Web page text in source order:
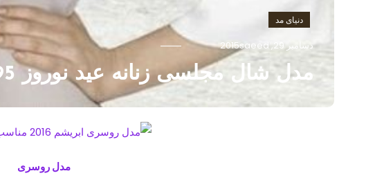
دنیای مد
دسامبر 29, 2015 saeed
مدل شال مجلسی زنانه عید نوروز 1395
مدل روسری